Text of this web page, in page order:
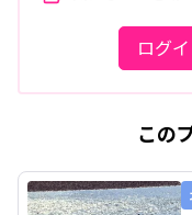
ログ
この